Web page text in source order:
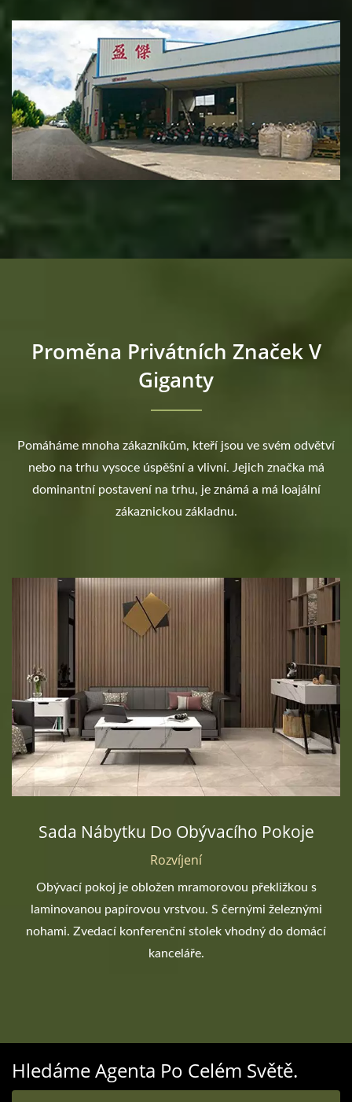
Proměna Privátních Značek V
Giganty
Pomáháme mnoha zákazníkům, kteří jsou ve svém odvětví
nebo na trhu vysoce úspěšní a vlivní. Jejich značka má
dominantní postavení na trhu, je známá a má loajální
zákaznickou základnu.
Sada Nábytku Do Obývacího Pokoje
Rozvíjení
Obývací pokoj je obložen mramorovou překližkou s
laminovanou papírovou vrstvou. S černými železnými
nohami. Zvedací konferenční stolek vhodný do domácí
kanceláře.
Hledáme Agenta Po Celém Světě.